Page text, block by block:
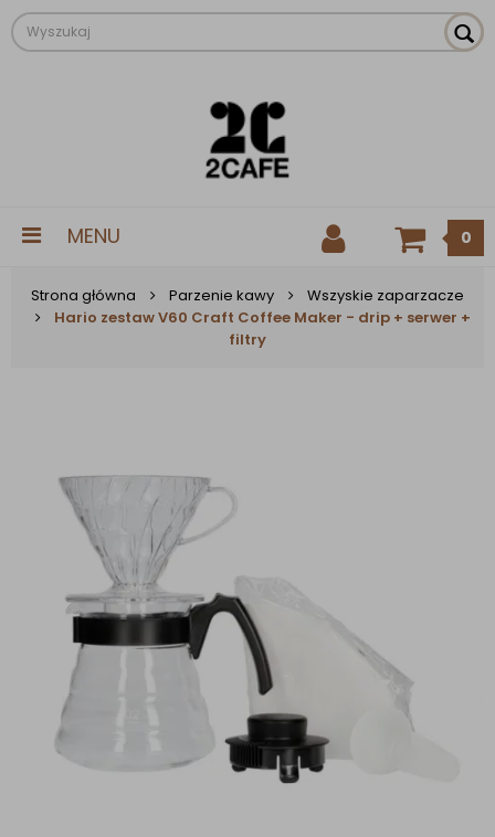
MENU 0
Strona główna Parzenie kawy
Wszyskie zaparzacze
Hario zestaw V60 Craft Coffee Maker - drip + serwer +
filtry